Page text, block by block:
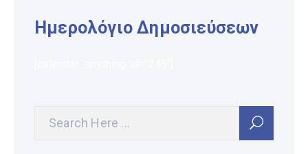
Ημερολόγιο Δημοσιεύσεων